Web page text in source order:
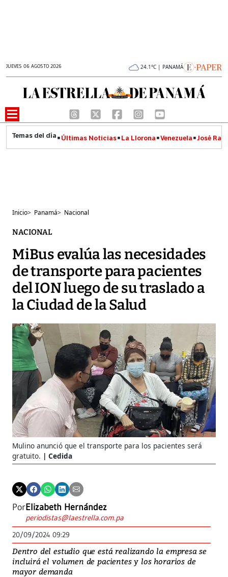
JUEVES 06 AGOSTO 2026 24.1°C | PANAMÁ
Últimas Noticias La Llorona Venezuela José
Inicio> Panamá> Nacional
NACIONAL
MiBus evalúa las necesidades
de transporte para pacientes
del ION luego de su traslado a
la Ciudad de la Salud
Mulino anunció que el transporte para los pacientes será
gratuito.
Cedida
PorElizabeth Hernández
periodistas@laestrella.com.pa
20/09/2024 09:29
Dentro del estudio que está realizando la empresa se
incluirá el volumen de pacientes y los horarios de
mayor demanda